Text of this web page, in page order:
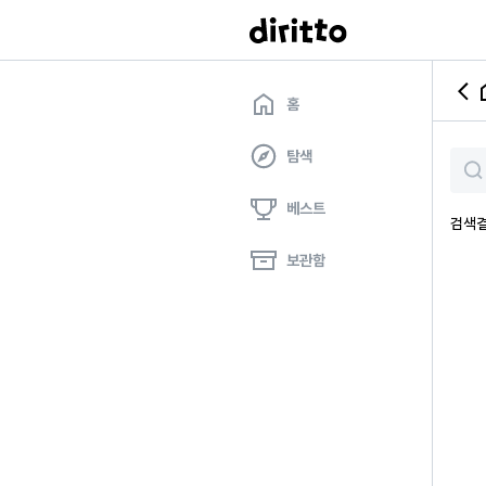
홈
탐색
베스트
보관함
검색